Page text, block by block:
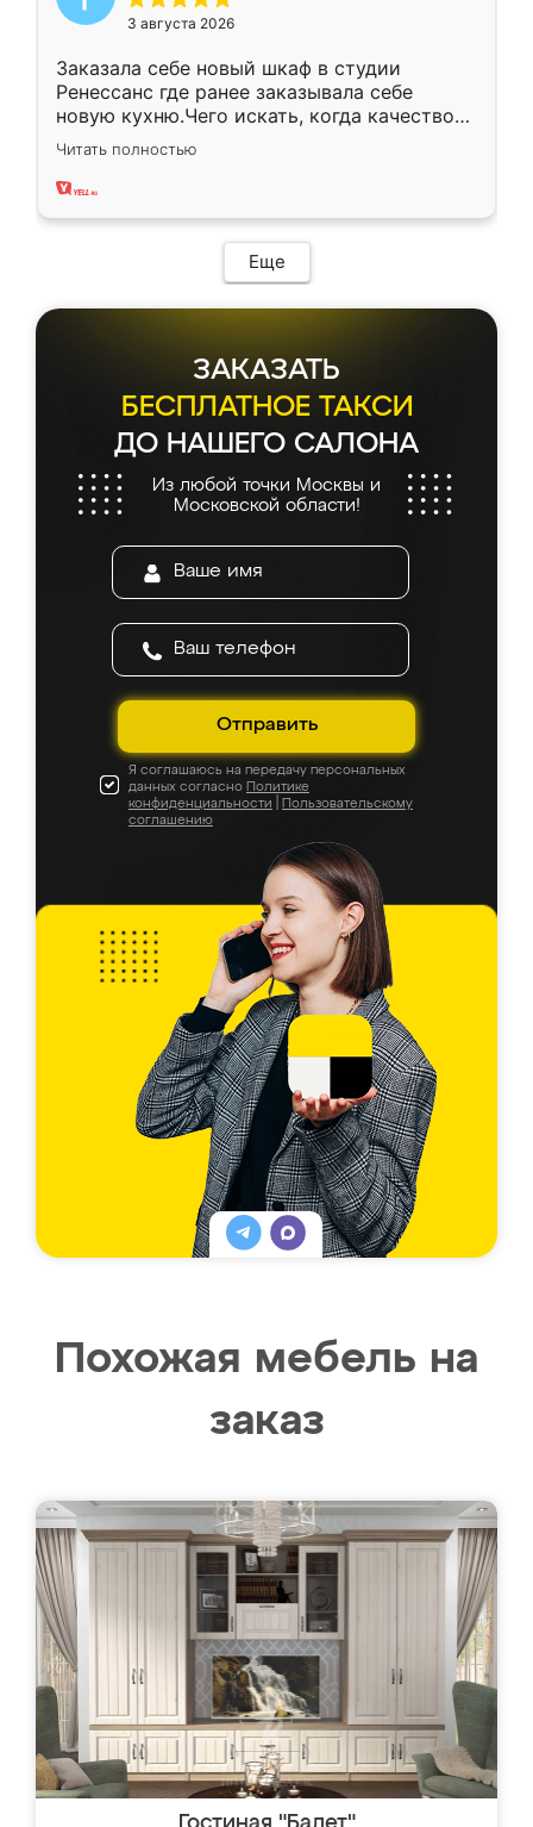
3 августа 2026
Заказала себе новый шкаф в студии
Ренессанс где ранее заказывала себе
новую кухню.Чего искать, когда качеством
вполне довольна. Служит кухня уже почти
два года, нареканий нет.
Читать полностью
Еще
ЗАКАЗАТЬ
БЕСПЛАТНОЕ ТАКСИ
ДО НАШЕГО САЛОНА
Из любой точки Москвы и
Московской области!
Отправить
Я соглашаюсь на передачу персональных
данных согласно Политике
конфиденциальности
Пользовательскому
соглашению
Похожая мебель на
заказ